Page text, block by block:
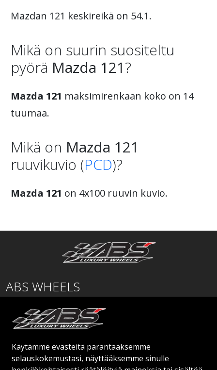
Käytämme evästeitä parantaaksemme
selauskokemustasi, näyttääksemme sinulle
Mazdan 121 keskireikä on 54.1.
Mikä on suurin suositeltu
pyörä Mazda 121?
Mazda 121 maksimirenkaan koko on 14
tuumaa.
Mikä on Mazda 121
ruuvikuvio (PCD)?
Mazda 121 on 4x100 ruuvin kuvio.
ABS WHEELS
01530 Vantaa
SUOMI
order@abswheels.com